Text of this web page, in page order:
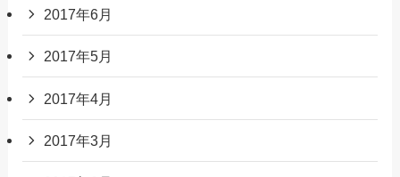
2017年6月
2017年5月
2017年4月
2017年3月